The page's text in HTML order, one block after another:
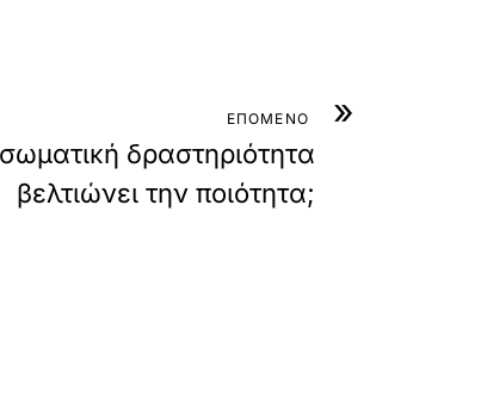
»
ΕΠΟΜΕΝΟ
δραστηριότητα
βελτιώνει την ποιότητα;